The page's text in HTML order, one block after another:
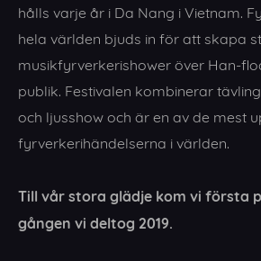
hålls varje år i Da Nang i Vietnam.
hela världen bjuds in för att skapa
musikfyrverkerishower över Han-
publik. Festivalen kombinerar
och ljusshow och är en av de mest
fyrverkerihändelserna i världen.
Till vår stora glädje kom vi första
gången vi deltog 2019.